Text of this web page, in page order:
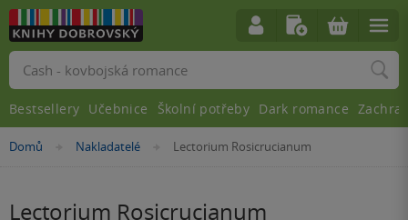
Nacházíte
Domů »
Nakladatelé »
Lectorium Rosicrucianum
Lectorium Rosicrucianum
Vyhledávání
Bestsellery Učebnice Školní potřeby Dark romance